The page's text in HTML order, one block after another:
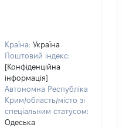
Країна: Україна
Поштовий індекс:
[Конфіденційна
інформація]
Автономна Республіка
Крим/область/місто зі
спеціальним статусом:
Одеська